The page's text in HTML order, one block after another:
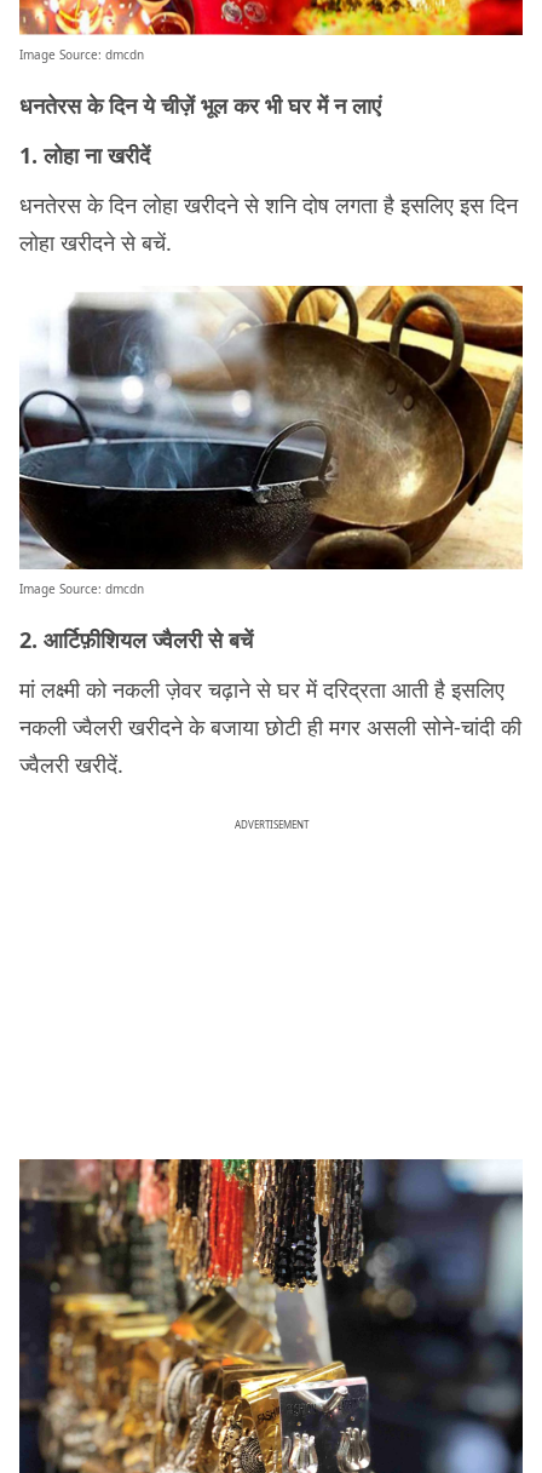
Image Source: dmcdn
धनतेरस के दिन ये चीज़ें भूल कर भी घर में न लाएं
1. लोहा ना खरीदें
धनतेरस के दिन लोहा खरीदने से शनि दोष लगता है इसलिए इस दिन
लोहा खरीदने से बचें.
Image Source: dmcdn
2. आर्टिफ़ीशियल ज्वैलरी से बचें
मां लक्ष्मी को नकली ज़ेवर चढ़ाने से घर में दरिद्रता आती है इसलिए
नकली ज्वैलरी खरीदने के बजाया छोटी ही मगर असली सोने-चांदी की
ज्वैलरी खरीदें.
ADVERTISEMENT